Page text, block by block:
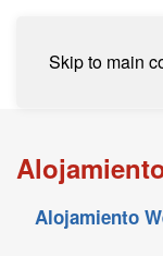
Skip to main
Alojamiento